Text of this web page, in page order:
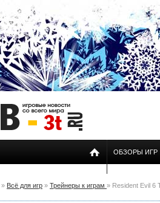
ОБЗОРЫ ИГР
» Всё для игр » Трейнеры к играм » Resident Evil 6